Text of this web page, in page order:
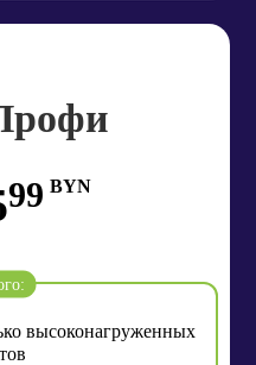
99 BYN
высоконагруженных